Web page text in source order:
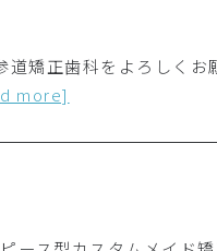
矯正歯科をよろしくお
more]